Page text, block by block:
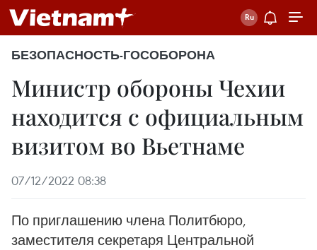
БЕЗОПАСНОСТЬ-ГОСОБОРОНА
Министр обороны Чехии
находится с официальным
визитом во Вьетнаме
07/12/2022 08:38
По приглашению члена Политбюро,
заместителя секретаря Центральной